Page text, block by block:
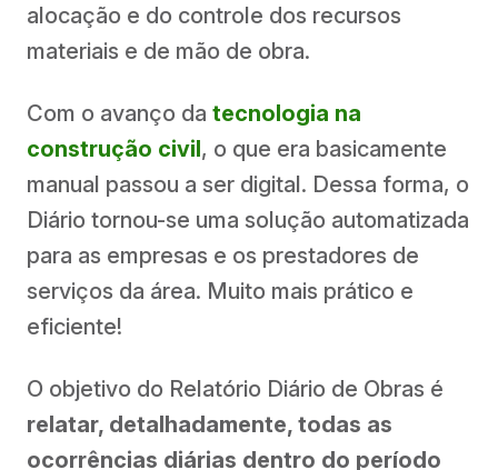
alocação e do controle dos recursos
materiais e de mão de obra.
Com o avanço da tecnologia na
construção civil, o que era basicamente
manual passou a ser digital. Dessa forma, o
Diário tornou-se uma solução automatizada
para as empresas e os prestadores de
serviços da área. Muito mais prático e
eficiente!
O objetivo do Relatório Diário de Obras é
relatar, detalhadamente, todas as
ocorrências diárias dentro do período